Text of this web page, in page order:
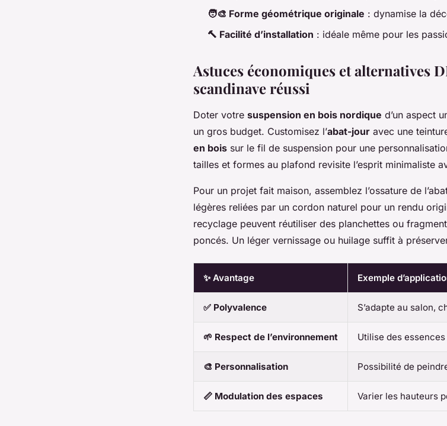
🧑‍🎨 Forme géométrique originale : dynamise la
🔨 Facilité d’installation : idéale même pour les
Astuces économiques et alternatives
scandinave réussi
Doter votre suspension en bois nordique d’un aspect
un gros budget. Customisez l’abat-jour avec une
en bois sur le fil de suspension pour une
tailles et formes au plafond revisite l’esprit minimaliste
Pour un projet fait maison, assemblez l’ossature de
légères reliées par un cordon naturel pour un rendu
recyclage peuvent réutiliser des planchettes ou
poncés. Un léger vernissage ou huilage suffit à
✨ Avantage Exemple
✅ Polyvalence S’adapte au salon,
🌱 Respect de l’environnement Utilise des
🎨 Personnalisation Possibilité de
📏 Modulation des espaces Varier les hauteurs